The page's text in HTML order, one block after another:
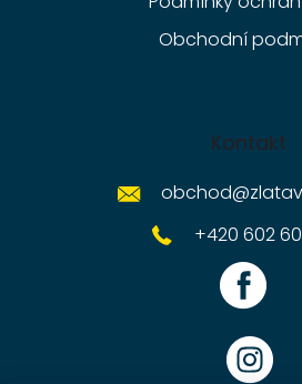
Obchodní
Kontakt
obchod@
+420 602